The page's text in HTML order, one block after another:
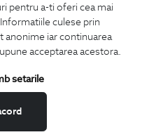
pentru a-ti oferi cea mai
culese prin
iar continuarea
acceptarea acestora.
setarile
retur